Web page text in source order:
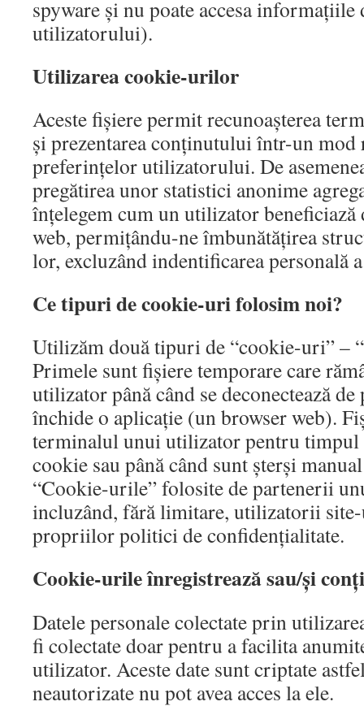
spyware și nu poate accesa
utilizatorului).
Utilizarea cookie-urilor
Aceste fișiere permit recunoașterea
și prezentarea conținutului într-un mod
preferințelor utilizatorului. De
pregătirea unor statistici anonime
înțelegem cum un utilizator beneficiază
web, permițându-ne îmbunătățirea
lor, excluzând indentificarea personală
Ce tipuri de cookie-uri folosim noi?
Utilizăm două tipuri de “cookie-uri” –
Primele sunt fișiere temporare care
utilizator până când se deconectează de
închide o aplicație (un browser web).
terminalul unui utilizator pentru
cookie sau până când sunt șterși
“Cookie-urile” folosite de partenerii
incluzând, fără limitare, utilizatorii
propriilor politici de confidențialitate.
Cookie-urile înregistrează sau/și
Datele personale colectate prin
fi colectate doar pentru a facilita
utilizator. Aceste date sunt criptate
neautorizate nu pot avea acces la ele.